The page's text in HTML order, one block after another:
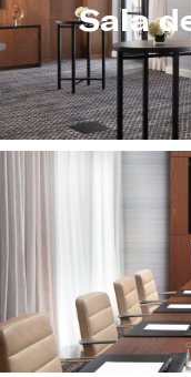
Sala